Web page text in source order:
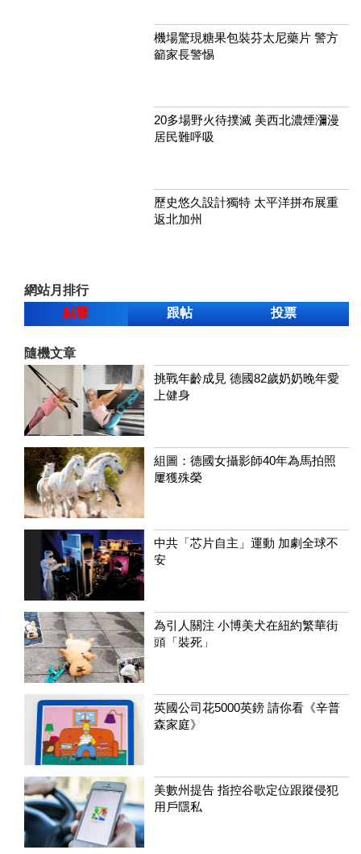
機場驚現糖果包裝芬太尼藥片 警方
籲家長警惕
20多場野火待撲滅 美西北濃煙瀰漫
居民難呼吸
歷史悠久設計獨特 太平洋拼布展重
返北加州
網站月排行
點擊
跟帖 投票
隨機文章
挑戰年齡成見 德國82歲奶奶晚年愛
上健身
組圖：德國女攝影師40年為馬拍照
屢獲殊榮
中共「芯片自主」運動 加劇全球不
安
為引人關注 小博美犬在紐約繁華街
頭「裝死」
英國公司花5000英鎊 請你看《辛普
森家庭》
美數州提告 指控谷歌定位跟蹤侵犯
用戶隱私